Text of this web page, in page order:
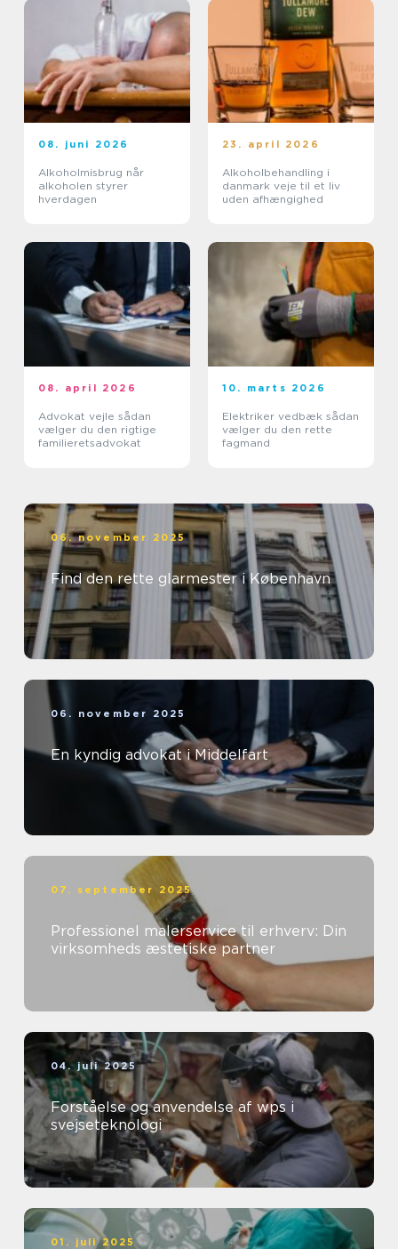
08. juni 2026
Alkoholmisbrug når
alkoholen styrer
hverdagen
23. april 2026
Alkoholbehandling i
danmark veje til et liv
uden afhængighed
08. april 2026
Advokat vejle sådan
vælger du den rigtige
familieretsadvokat
10. marts 2026
Elektriker vedbæk sådan
vælger du den rette
fagmand
06. november 2025
Find den rette glarmester i København
06. november 2025
En kyndig advokat i Middelfart
07. september 2025
Professionel malerservice til erhverv: Din
virksomheds æstetiske partner
04. juli 2025
Forståelse og anvendelse af wps i
svejseteknologi
01. juli 2025